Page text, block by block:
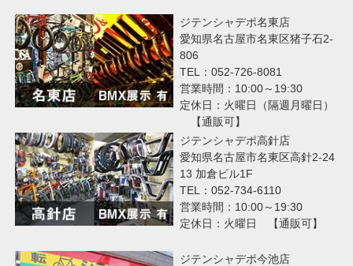
ジテンシャデポ名東店
愛知県名古屋市名東区猪子石2-
806
TEL：052-726-8081
営業時間：10:00～19:30
定休日：火曜日（隔週月曜日）
【通販可】
ジテンシャデポ高針店
愛知県名古屋市名東区高針2-24
13 加倉ビル1F
TEL：052-734-6110
営業時間：10:00～19:30
定休日：火曜日 【通販可】
ジテンシャデポ今池店